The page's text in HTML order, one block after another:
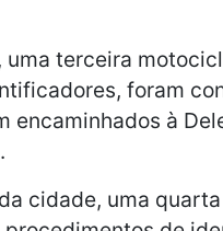
terceira
foram
encaminhados à
cidade, uma